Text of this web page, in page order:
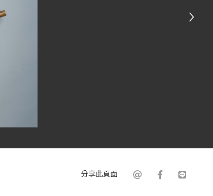
分享此頁面